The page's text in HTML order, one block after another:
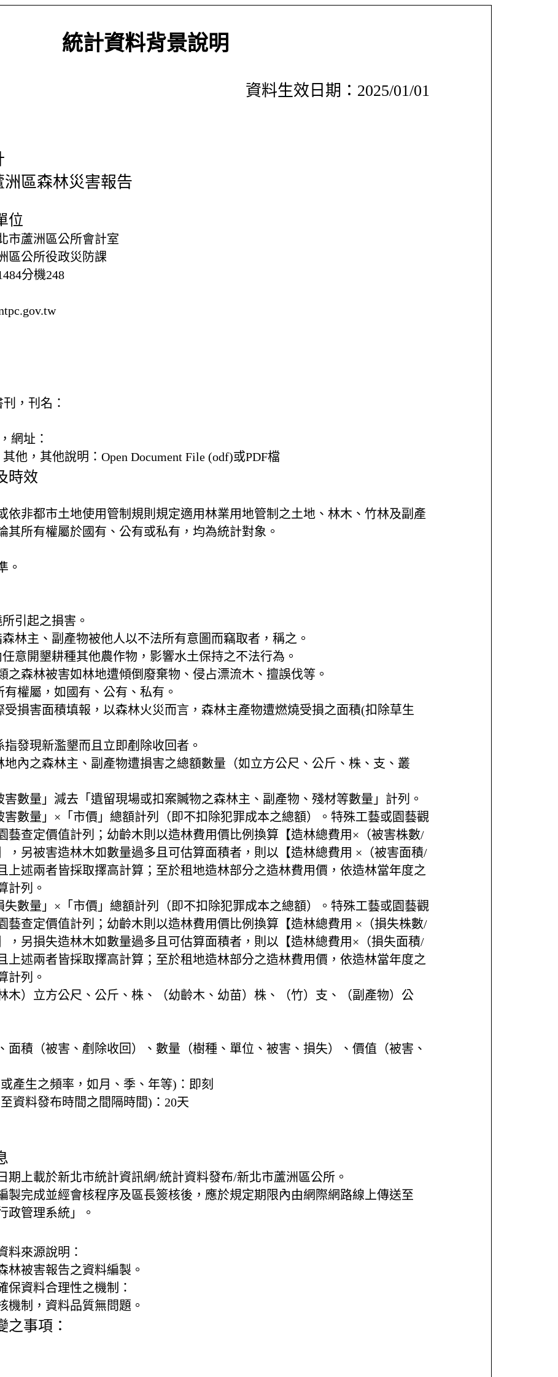
統計資料背景說明
資料生效日期：2025/01/01
區森林災害報告
位
市蘆洲區公所會計室
區公所役政災防課
分機248
，刊名：
網址：
他， 其他說明： Open Document File (odf)或PDF檔
時效
依非都市土地使用管制規則規定適用林業用地管制之土地、林木、竹林及副產
其所有權屬於國有、公有或私有，均為統計對象。
。
引起之損害。
林主、副產物被他人以不法所有意圖而竊取者，稱之。
意開墾耕種其他農作物，影響水土保持之不法行為。
之森林被害如林地遭傾倒廢棄物、侵占漂流木、擅誤伐等。
權屬，如國有、公有、私有。
損害面積填報，以森林火災而言，森林主產物遭燃燒受損之面積(扣除草生
發現新濫墾而且立即剷除收回者。
內之森林主、副產物遭損害之總額數量（如立方公尺、公斤、株、支、叢
數量」減去「遺留現場或扣案贓物之森林主、副產物、殘材等數量」計列。
數量」×「市價」總額計列（即不扣除犯罪成本之總額）。特殊工藝或園藝觀
藝查定價值計列；幼齡木則以造林費用價比例換算【造林總費用×（被害株數/
，另被害造林木如數量過多且可估算面積者，則以【造林總費用 ×（被害面積/
上述兩者皆採取擇高計算；至於租地造林部分之造林費用價，依造林當年度之
計列。
數量」×「市價」總額計列（即不扣除犯罪成本之總額）。特殊工藝或園藝觀
藝查定價值計列；幼齡木則以造林費用價比例換算【造林總費用 ×（損失株數/
，另損失造林木如數量過多且可估算面積者，則以【造林總費用×（損失面積/
上述兩者皆採取擇高計算；至於租地造林部分之造林費用價，依造林當年度之
計列。
木）立方公尺、公斤、株、（幼齡木、幼苗）株、（竹）支、（副產物）公
面積（被害、剷除收回）、數量（樹種、單位、被害、損失）、價值（被害、
產生之頻率，如月、季、年等)： 即刻
資料發布時間之間隔時間)： 20天
期上載於新北市統計資訊網/統計資料發布/新北市蘆洲區公所。
製完成並經會核程序及區長簽核後，應於規定期限內由網際網路線上傳送至
政管理系統」。
料來源說明：
林被害報告之資料編製。
保資料合理性之機制：
機制，資料品質無問題。
之事項：